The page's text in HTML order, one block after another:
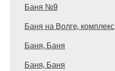
Баня №9
Баня на Волге, комплекс
Баня, Баня
Баня, Баня